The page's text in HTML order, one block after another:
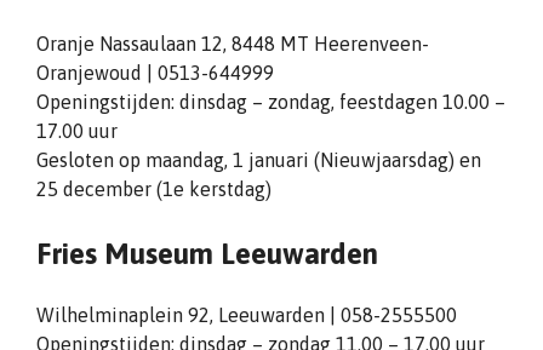
Oranje Nassaulaan 12, 8448 MT Heerenveen-
Oranjewoud | 0513-644999
Openingstijden: dinsdag – zondag, feestdagen 10.00 –
17.00 uur
Gesloten op maandag, 1 januari (Nieuwjaarsdag) en
25 december (1e kerstdag)
Fries Museum Leeuwarden
Wilhelminaplein 92, Leeuwarden | 058-2555500
Openingstijden: dinsdag – zondag 11.00 – 17.00 uur